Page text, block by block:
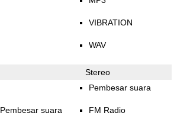
VIBRATION
WAV
Stereo
Pembesar suara
Pembesar suara
FM Radio